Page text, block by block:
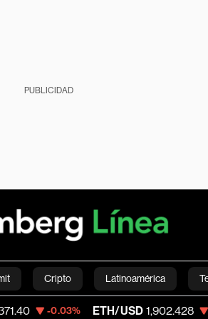
PUBLICIDAD
Cripto Latinoamérica
Estilo de vida Mundo Videos
ETH/USD 1,902.428 -0.18%